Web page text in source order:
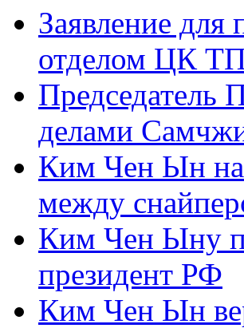
Заявление для
отделом ЦК
Председатель
делами
Ким Чен Ын
между
Ким Чен Ыну
президент РФ
Ким Чен Ын